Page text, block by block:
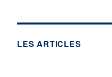
LES ARTICLES